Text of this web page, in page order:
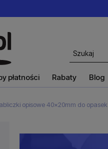
płatności Rabaty Blog
opisowe 40x20mm do opasek